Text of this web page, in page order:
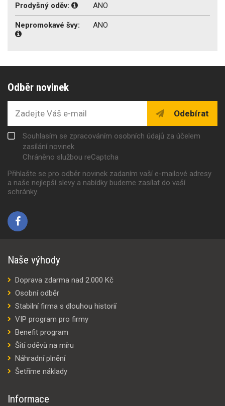
Prodyšný oděv: ANO
Nepromokavé švy: ANO
Odběr novinek
Odebírat
Souhlasím se zpracováním osobních údajů za účelem
zasílání novinek
Chráněno službou reCaptcha
Přihlašte se pro odběr novinek zadaním vaší e-mailové adresy
a naše nejlepší slevy a nabídky budeme zasílat do vaší
schránky.
Naše výhody
Doprava zdarma nad 2.000 Kč
Osobní odběr
Stabilní firma s dlouhou historií
VIP program pro firmy
Benefit program
Šití oděvů na míru
Náhradní plnění
Šetříme náklady
Informace